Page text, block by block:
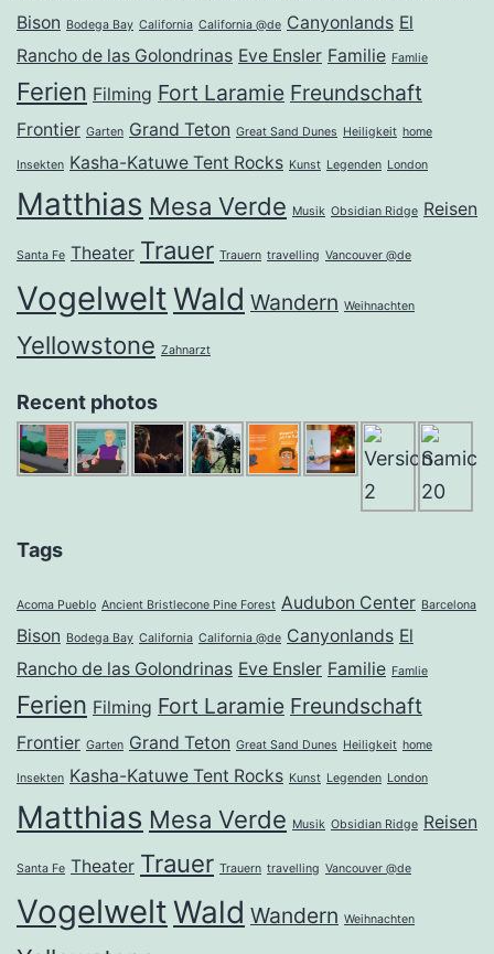
Bison Bodega Bay California California @de Canyonlands El
Rancho de las Golondrinas Eve Ensler Familie Famlie
Ferien Filming Fort Laramie Freundschaft
Frontier Garten Grand Teton Great Sand Dunes Heiligkeit home
Insekten Kasha-Katuwe Tent Rocks Kunst Legenden London
Matthias Mesa Verde Musik Obsidian Ridge Reisen
Santa Fe Theater Trauer Trauern travelling Vancouver @de
VogelweltWald Wandern Weihnachten
Yellowstone Zahnarzt
Recent photos
Tags
Acoma Pueblo Ancient Bristlecone Pine Forest Audubon Center Barcelona
Bison Bodega Bay California California @de Canyonlands El
Rancho de las Golondrinas Eve Ensler Familie Famlie
Ferien Filming Fort Laramie Freundschaft
Frontier Garten Grand Teton Great Sand Dunes Heiligkeit home
Insekten Kasha-Katuwe Tent Rocks Kunst Legenden London
Matthias Mesa Verde Musik Obsidian Ridge Reisen
Santa Fe Theater Trauer Trauern travelling Vancouver @de
VogelweltWald Wandern Weihnachten